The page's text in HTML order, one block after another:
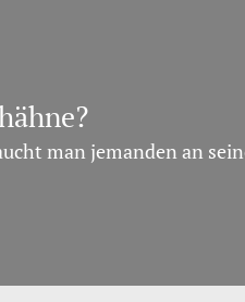
man jemanden an